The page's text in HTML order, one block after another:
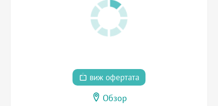
виж офертата
Обзор